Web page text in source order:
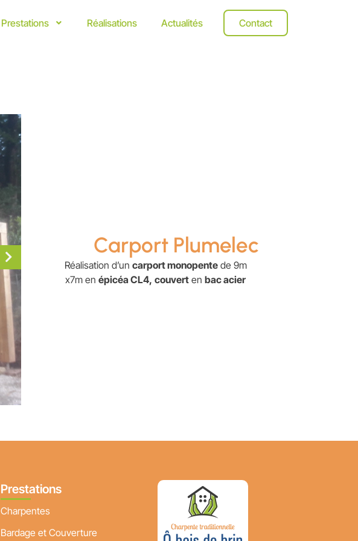
Prestations Réalisations Actualités Contact
Carport Plumelec
Réalisation d’un carport monopentede 9m
x7m enépicéa CL4, couvert enbac acier
Prestations
Charpentes
Bardage et Couverture